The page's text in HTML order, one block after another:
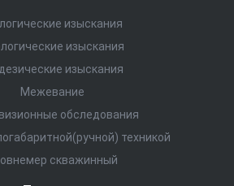
изыскания
изыскания
изыскания
Межевание
обследования
техникой
скважинный